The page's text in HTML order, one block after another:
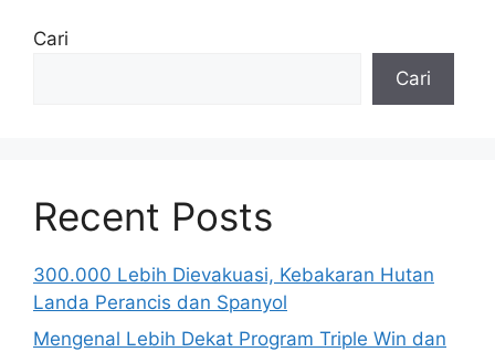
Cari
Cari
Recent Posts
300.000 Lebih Dievakuasi, Kebakaran Hutan
Landa Perancis dan Spanyol
Mengenal Lebih Dekat Program Triple Win dan